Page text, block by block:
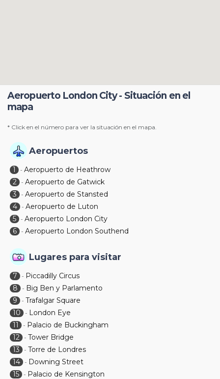
Aeropuerto London City - Situación en el
mapa
* Click en el número para ver la situación en el mapa.
Aeropuertos
1 - Aeropuerto de Heathrow
2 - Aeropuerto de Gatwick
3
- Aeropuerto de Stansted
4 - Aeropuerto de Luton
5 - Aeropuerto London City
6 - Aeropuerto London Southend
Lugares para visitar
7 - Piccadilly Circus
8
- Big Ben y Parlamento
9
- Trafalgar Square
10
- London Eye
11
- Palacio de Buckingham
12 - Tower Bridge
13
- Torre de Londres
14 - Downing Street
15 - Palacio de Kensington